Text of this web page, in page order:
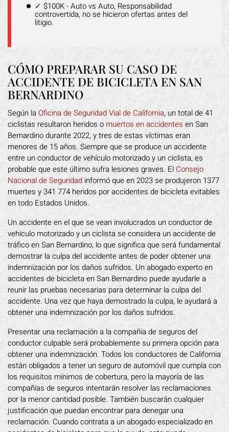
✓ $100K - Auto vs Auto, Responsabilidad
controvertida, no se hicieron ofertas antes del
litigio.
CÓMO PREPARAR SU CASO DE
ACCIDENTE DE BICICLETA EN SAN
BERNARDINO
Según la Oficina de Seguridad Vial de California, un total de 41
ciclistas resultaron heridos o muertos en accidentes en San
Bernardino durante 2022, y tres de estas víctimas eran
menores de 15 años. Siempre que se produce un accidente
entre un conductor de vehículo motorizado y un ciclista, es
probable que este último sufra lesiones graves. El Consejo
Nacional de Seguridad informó que en 2023 se produjeron 1377
muertes y 341 774 heridos por accidentes de bicicleta evitables
en todo Estados Unidos.
Un accidente en el que se vean involucrados un conductor de
vehículo motorizado y un ciclista se considera un accidente de
tráfico en San Bernardino, lo que significa que será fundamental
demostrar la culpa del accidente antes de poder obtener una
indemnización por los daños sufridos. Un abogado experto en
accidentes de bicicleta en San Bernardino puede ayudarle a
reunir las pruebas necesarias para determinar la culpa del
accidente. Una vez que haya demostrado la culpa, le ayudará a
obtener una indemnización por los daños sufridos.
Presentar una reclamación a la compañía de seguros del
conductor culpable será probablemente su primera opción para
obtener una indemnización. Todos los conductores de California
están obligados a tener un seguro de automóvil que cumpla con
los requisitos mínimos de cobertura, pero la mayoría de las
compañías de seguros intentarán resolver las reclamaciones
por la menor cantidad posible. También buscarán cualquier
justificación que puedan encontrar para denegar una
reclamación. Cuando contrata a un abogado especializado en